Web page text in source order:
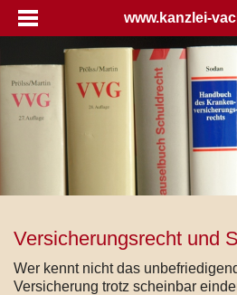
www.kanzlei-
Versicherungsrecht und
Wer kennt nicht das
Versicherung trotz scheinbar